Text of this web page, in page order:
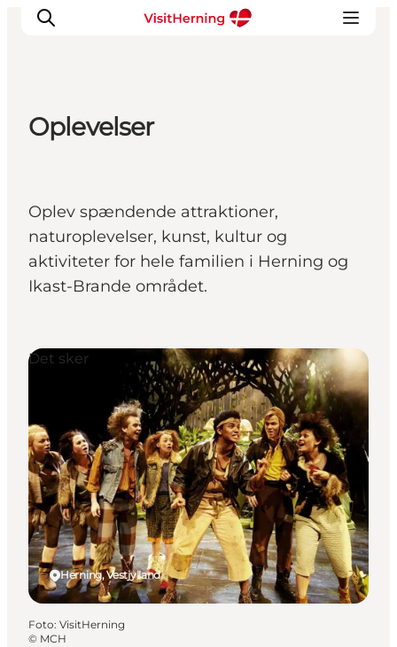
Kunstlandet
Se og oplev
Find vej
Sov godt
Oplevelser
Oplev spændende attraktioner,
naturoplevelser, kunst, kultur og
aktiviteter for hele familien i Herning og
Ikast-Brande området.
Herning, Vestjylland
Det sker
Foto: VisitHerning
© MCH